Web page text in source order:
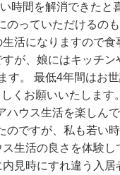
時間を解消できたと
のっていただけるの
活になりますので
が、娘にはキッチ
す。 最低4年間はお
くお願いいたします
ハウス生活を楽しん
のですが、私も若い
生活の良さを体験
見時にすれ違う入